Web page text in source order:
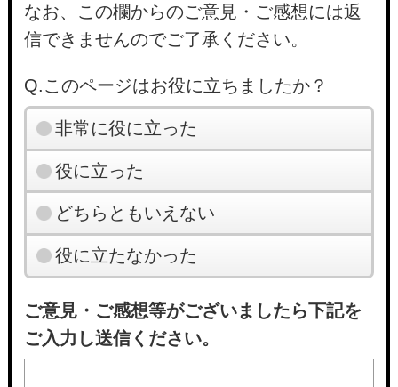
なお、この欄からのご意見・ご感想には返
信できませんのでご了承ください。
Q.このページはお役に立ちましたか？
非常に役に立った
役に立った
どちらともいえない
役に立たなかった
ご意見・ご感想等がございましたら下記を
ご入力し送信ください。